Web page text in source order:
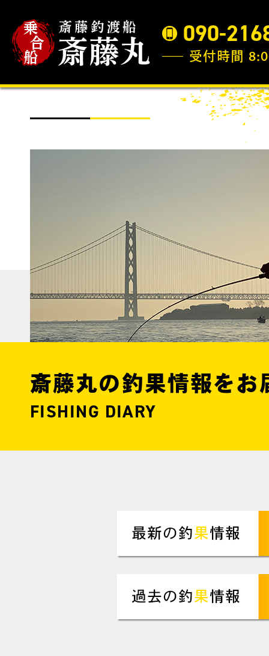
090-
受付時間
斎藤丸の釣果情報をお
FISHING DIARY